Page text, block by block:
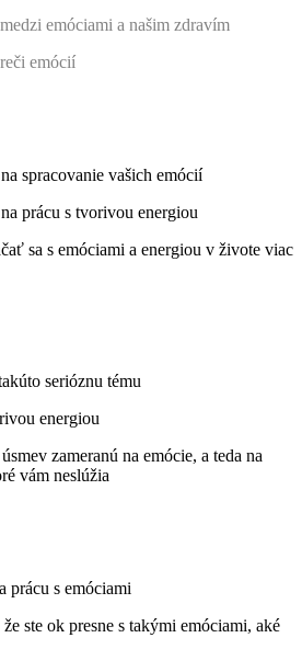
emóciami a našim zdravím
emócií
spracovanie vašich emócií
prácu s tvorivou energiou
sa s emóciami a energiou v živote viac
serióznu tému
energiou
zameranú na emócie, a teda na
vám neslúžia
prácu s emóciami
ste ok presne s takými emóciami, aké